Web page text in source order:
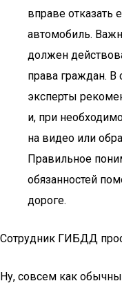
вправе отказать
автомобиль.
должен
права граждан. В
эксперты
и, при
на видео или
Правильное
обязанностей
дороге.
Сотрудник ГИБДД
Ну, совсем как